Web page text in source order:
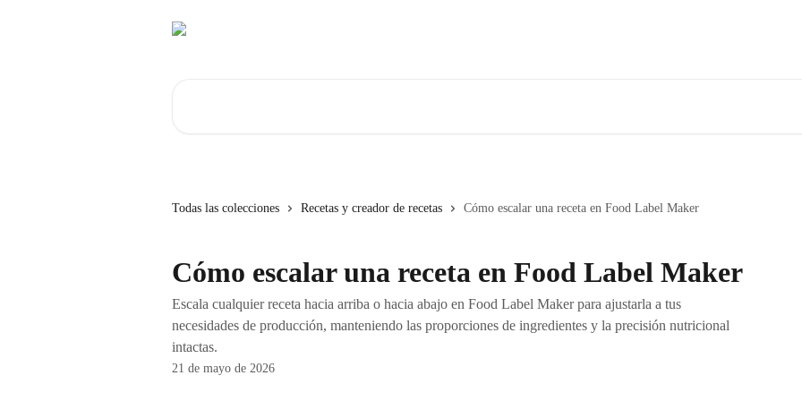
Todas las colecciones Recetas y creador de recetas Cómo escalar una receta en Food Label Maker
Cómo escalar una receta en Food Label Maker
Escala cualquier receta hacia arriba o hacia abajo en Food Label Maker para ajustarla a tus
necesidades de producción, manteniendo las proporciones de ingredientes y la precisión nutricional
intactas.
21 de mayo de 2026